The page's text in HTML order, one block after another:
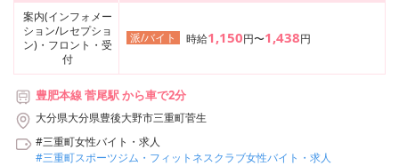
案内(インフォメー
ション/レセプショ
ン)・フロント・受
付
派/バイト 時給1,150円〜1,438円
豊肥本線 菅尾駅 から車で2分
大分県大分県豊後大野市三重町菅生
#三重町女性バイト・求人
#三重町スポーツジム・フィットネスクラブ女性バイト・求人